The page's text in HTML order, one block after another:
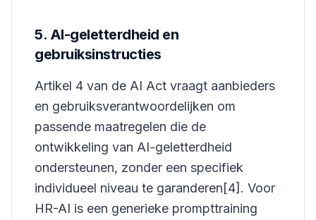
5. AI-geletterdheid en
gebruiksinstructies
Artikel 4 van de AI Act vraagt aanbieders
en gebruiksverantwoordelijken om
passende maatregelen die de
ontwikkeling van AI-geletterdheid
ondersteunen, zonder een specifiek
individueel niveau te garanderen[4]. Voor
HR-AI is een generieke prompttraining